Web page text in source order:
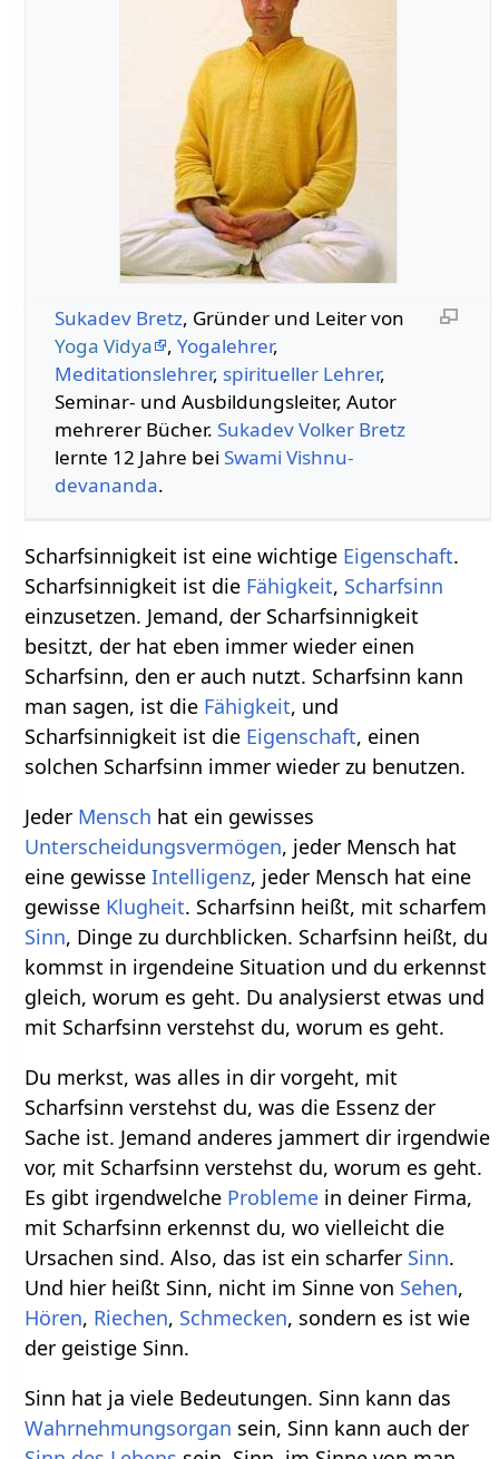
Sukadev Bretz, Gründer und Leiter von
Yoga Vidya
, Yogalehrer,
Meditationslehrer, spiritueller Lehrer,
Seminar- und Ausbildungsleiter, Autor
mehrerer Bücher. Sukadev Volker Bretz
lernte 12 Jahre bei Swami Vishnu-
devananda.
Scharfsinnigkeit ist eine wichtige Eigenschaft.
Scharfsinnigkeit ist die Fähigkeit, Scharfsinn
einzusetzen. Jemand, der Scharfsinnigkeit
besitzt, der hat eben immer wieder einen
Scharfsinn, den er auch nutzt. Scharfsinn kann
man sagen, ist die Fähigkeit, und
Scharfsinnigkeit ist die Eigenschaft, einen
solchen Scharfsinn immer wieder zu benutzen.
Jeder Mensch hat ein gewisses
Unterscheidungsvermögen, jeder Mensch hat
eine gewisseIntelligenz, jeder Mensch hat eine
gewisse Klugheit. Scharfsinn heißt, mit scharfem
Sinn, Dinge zu durchblicken. Scharfsinn heißt, du
kommst in irgendeine Situation und du erkennst
gleich, worum es geht. Du analysierst etwas und
mit Scharfsinn verstehst du, worum es geht.
Du merkst, was alles in dir vorgeht, mit
Scharfsinn verstehst du, was die Essenz der
Sache ist. Jemand anderes jammert dir irgendwie
vor, mit Scharfsinn verstehst du, worum es geht.
Es gibt irgendwelche Probleme in deiner Firma,
mit Scharfsinn erkennst du, wo vielleicht die
Ursachen sind. Also, das ist ein scharfer Sinn.
Und hier heißt Sinn, nicht im Sinne von Sehen,
Hören, Riechen, Schmecken, sondern es ist wie
der geistige Sinn.
Sinn hat ja viele Bedeutungen. Sinn kann das
Wahrnehmungsorgan sein, Sinn kann auch der